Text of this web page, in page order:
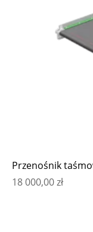
Przenośnik
18 000,00zł